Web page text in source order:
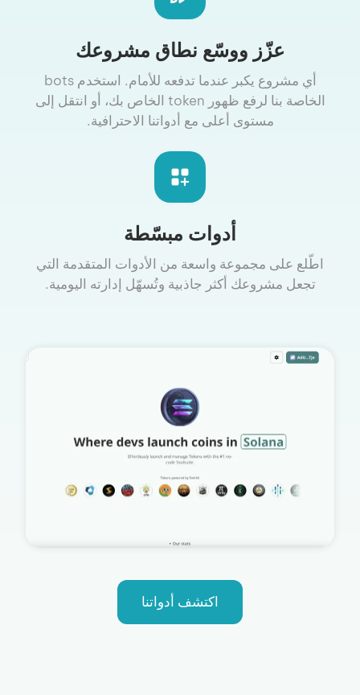
عزّز ووسّع نطاق مشروعك
أي مشروع يكبر عندما تدفعه للأمام. استخدم bots
الخاصة بنا لرفع ظهور token الخاص بك، أو انتقل إلى
مستوى أعلى مع أدواتنا الاحترافية.
أدوات مبسّطة
اطّلع على مجموعة واسعة من الأدوات المتقدمة التي
تجعل مشروعك أكثر جاذبية وتُسهّل إدارته اليومية.
اكتشف أدواتنا